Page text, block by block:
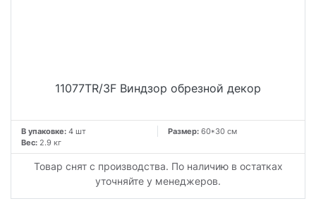
11077TR/3F Виндзор обрезной декор
В упаковке: 4 шт Размер: 60*30 см
Вес: 2.9 кг
Товар снят с производства. По наличию в остатках
уточняйте у менеджеров.